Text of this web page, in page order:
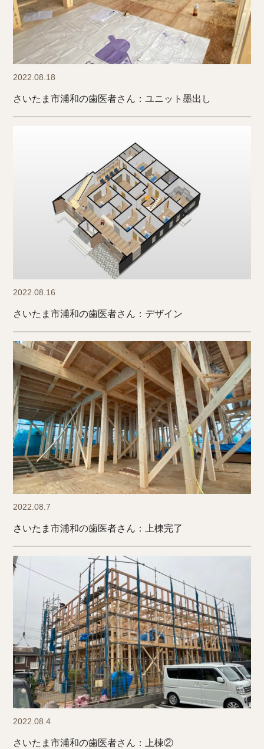
2022.08.18
さいたま市浦和の歯医者さん：ユニット墨出し
2022.08.16
さいたま市浦和の歯医者さん：デザイン
2022.08.7
さいたま市浦和の歯医者さん：上棟完了
2022.08.4
さいたま市浦和の歯医者さん：上棟②